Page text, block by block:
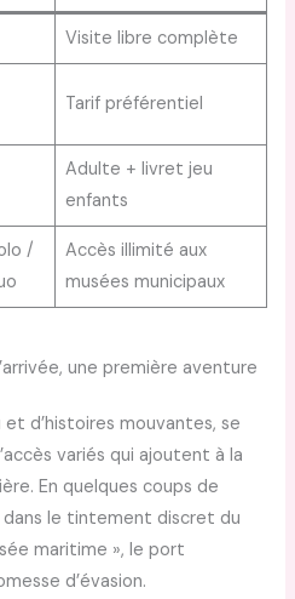
Visite libre complète
Tarif préférentiel
Adulte + livret jeu
enfants
/
Accès illimité aux
musées municipaux
une première aventure
et d’histoires mouvantes, se
variés qui ajoutent à la
En quelques coups de
dans le tintement discret du
maritime », le port
d’évasion.